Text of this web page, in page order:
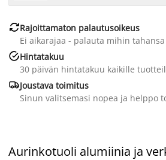
Rajoittamaton palautusoikeus
Ei aikarajaa - palauta mihin tahansa
Hintatakuu
30 päivän hintatakuu kaikille
Joustava toimitus
Sinun valitsemasi nopea ja helppo
Aurinkotuoli alumiinia ja